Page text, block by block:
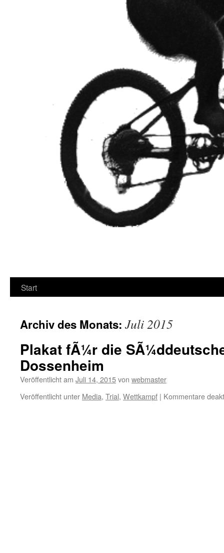
Start
Archiv des Monats: Juli 2015
Plakat fÃ¼r die
Dossenheim
Veröffentlicht am Juli 14, 2015von webmaster
Veröffentlicht unter Media, Trial, Wettkampf | Kommentare